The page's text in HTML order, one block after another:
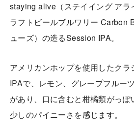
staying alive（ステイイング アラ
ラフトビールブルワリー Carbon
ューズ）の造るSession IPA。
アメリカンホップを使用したクラ
IPAで、レモン、グレープフルー
があり、口に含むと柑橘類がっぽ
少しのパイニーさを感じます。